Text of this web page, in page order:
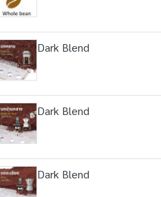
Dark Blend
Dark Blend
Dark Blend